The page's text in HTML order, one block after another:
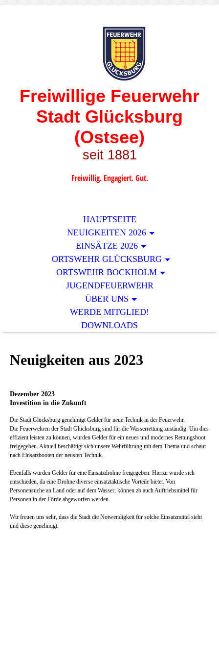
Freiwillige Feuerwehr
Stadt Glücksburg
(Ostsee)
seit 1881
Freiwillig. Engagiert. Gut.
HAUPTSEITE
NEUIGKEITEN 2026
EINSÄTZE 2026
ORTSWEHR GLÜCKSBURG
ORTSWEHR BOCKHOLM
JUGENDFEUERWEHR
ÜBER UNS
WERDE MITGLIED!
DOWNLOADS
Neuigkeiten aus 2023
Dezember 2023
Investition in die Zukunft
Die Stadt Glücksburg genehmigt Gelder für neue Technik in der Feuerwehr.
Die Feuerwehren der Stadt Glücksburg sind für die Wasserrettung zuständig. Um dies
effizient leisten zu können, wurden Gelder für ein neues und modernes Rettungsboot
freigegeben. Aktuell beschäftigt sich unsere Wehrführung mit dem Thema und schaut
nach Einsatzbooten der neusten Technik.
Ebenfalls wurden Gelder für eine Einsatzdrohne freigegeben. Hierzu wurde sich
entschieden, da eine Drohne diverse einsatztaktische Vorteile bietet. Von
Personensuche an Land oder auf dem Wasser, können zb auch Auftriebsmittel für
Personen in der Förde abgeworfen werden.
Wir freuen uns sehr, dass die Stadt die Notwendigkeit für solche Einsatzmittel sieht
und diese genehmigt.